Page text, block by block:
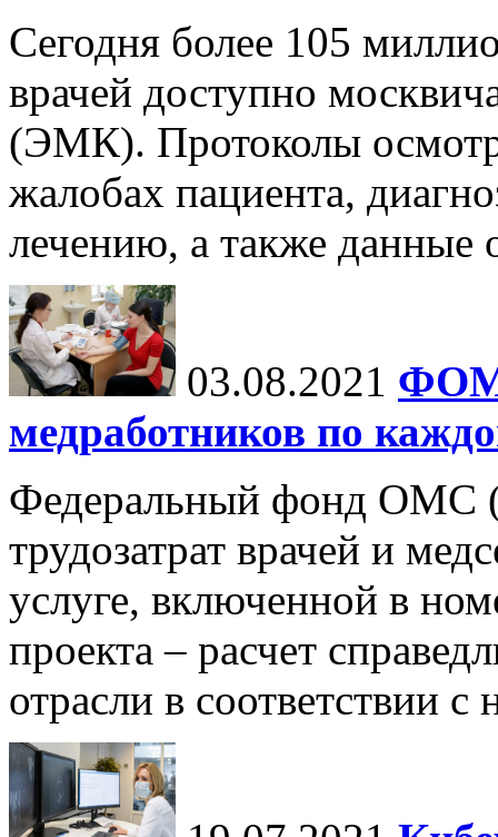
Сегодня более 105
врачей доступно
(ЭМК). Протоколы
жалобах пациента,
лечению, а также данные
03.08.2021
медработников по
Федеральный фонд ОМС
трудозатрат врачей и
услуге, включенной в
проекта – расчет
отрасли в соответствии